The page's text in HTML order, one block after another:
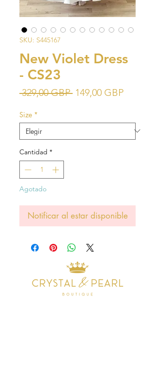
SKU: S445167
New Violet Dress
- CS23
329,00 GBP Precio
149,00 GBPPrecio
Size *
Cantidad *
Agotado
Notificar al estar disponible